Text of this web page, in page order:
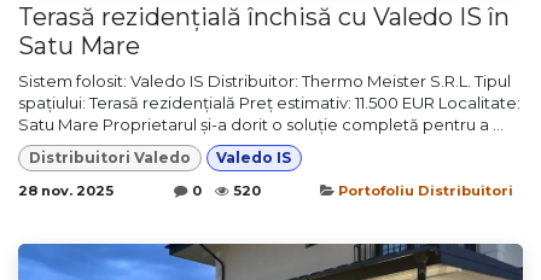
Terasă rezidențială închisă cu Valedo IS în
Satu Mare
Sistem folosit: Valedo IS Distribuitor: Thermo Meister S.R.L. Tipul
spațiului: Terasă rezidențială Preț estimativ: 11.500 EUR Localitate:
Satu Mare Proprietarul și-a dorit o soluție completă pentru a ...
Distribuitori Valedo Valedo IS
28 nov. 2025 0 520 Portofoliu Distribuitori